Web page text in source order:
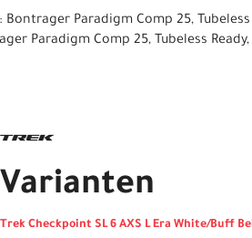
Bontrager Paradigm Comp 25,
Paradigm Comp 25, Tubeless
Varianten
Trek Checkpoint SL 6 AXS L Era White/Buff